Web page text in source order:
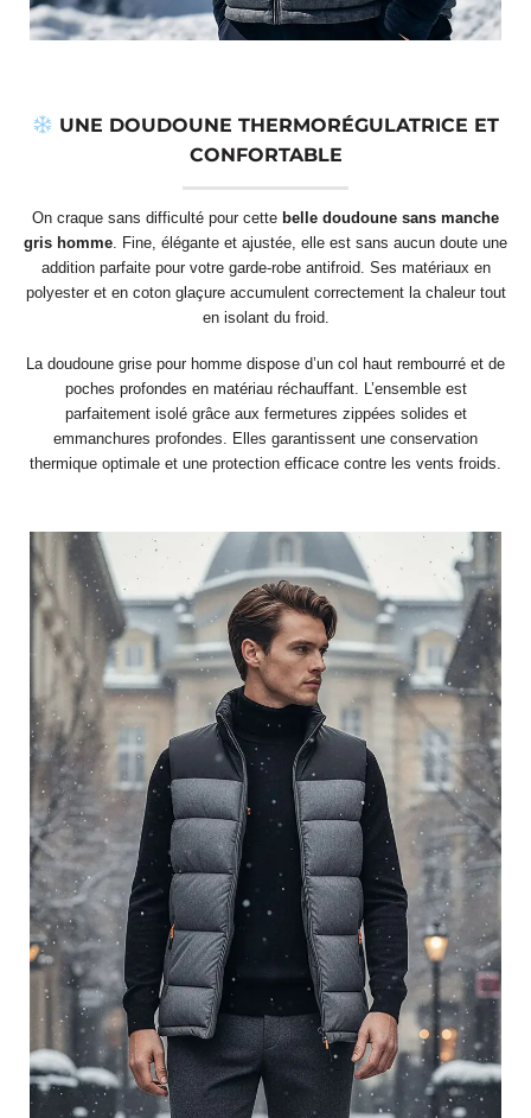
UNE DOUDOUNE THERMORÉGULATRICE ET
CONFORTABLE
On craque sans difficulté pour cette belle doudoune sans manche
gris homme. Fine, élégante et ajustée, elle est sans aucun doute une
addition parfaite pour votre garde-robe antifroid. Ses matériaux en
polyester et en coton glaçure accumulent correctement la chaleur tout
en isolant du froid.
La doudoune grise pour homme dispose d’un col haut rembourré et de
poches profondes en matériau réchauffant. L’ensemble est
parfaitement isolé grâce aux fermetures zippées solides et
emmanchures profondes. Elles garantissent une conservation
thermique optimale et une protection efficace contre les vents froids.